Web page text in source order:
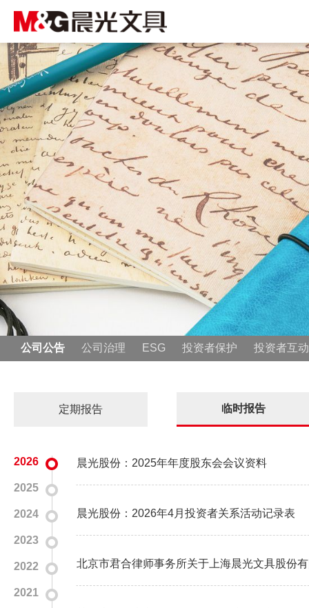
公司公告 公司治理 ESG 投资者保护 投资者互动
定期报告 临时报告
2026
2025
2024
2023
2022
2021
晨光股份：2025年年度股东会会议资料
晨光股份：2026年4月投资者关系活动记录表